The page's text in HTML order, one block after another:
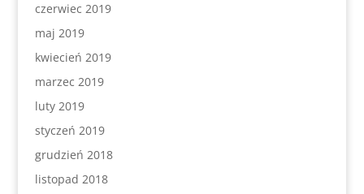
czerwiec 2019
maj 2019
kwiecień 2019
marzec 2019
luty 2019
styczeń 2019
grudzień 2018
listopad 2018